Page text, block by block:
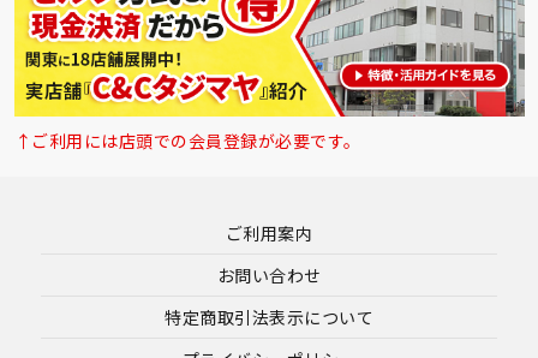
↑ご利用には店頭での会員登録が必要です。
ご利用案内
お問い合わせ
特定商取引法表示について